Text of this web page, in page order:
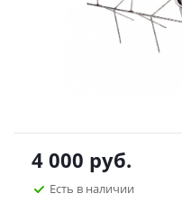
4 000 руб.
Есть в наличии